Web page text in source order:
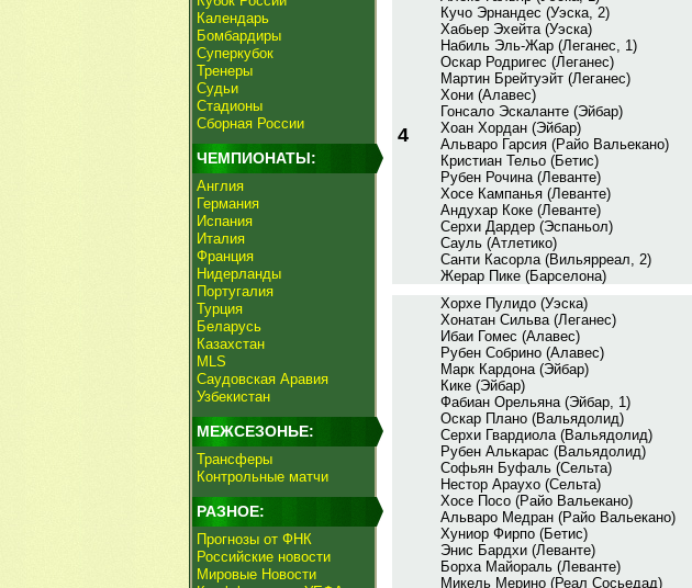
Календарь
Бомбардиры
Суперкубок
Тренеры
Судьи
Стадионы
Сборная России
ЧЕМПИОНАТЫ:
Англия
Германия
Испания
Италия
Франция
Нидерланды
Португалия
Турция
Беларусь
Казахстан
MLS
Саудовская Аравия
Узбекистан
МЕЖСЕЗОНЬЕ:
Трансферы
Контрольные матчи
РАЗНОЕ:
Прогнозы от ФНК
Российские новости
Мировые Новости
4
Кучо Эрнандес (Уэска, 2)
Хабьер Эхейта (Уэска)
Набиль Эль-Жар (Леганес, 1)
Оскар Родригес (Леганес)
Мартин Брейтуэйт (Леганес)
Хони (Алавес)
Гонсало Эскаланте (Эйбар)
Хоан Хордан (Эйбар)
Альваро Гарсия (Райо Вальекано)
Кристиан Тельо (Бетис)
Рубен Рочина (Леванте)
Хосе Кампанья (Леванте)
Андухар Коке (Леванте)
Серхи Дардер (Эспаньол)
Сауль (Атлетико)
Санти Касорла (Вильярреал, 2)
Жерар Пике (Барселона)
Хорхе Пулидо (Уэска)
Хонатан Сильва (Леганес)
Ибаи Гомес (Алавес)
Рубен Собрино (Алавес)
Марк Кардона (Эйбар)
Кике (Эйбар)
Фабиан Орельяна (Эйбар, 1)
Оскар Плано (Вальядолид)
Серхи Гвардиола (Вальядолид)
Рубен Алькарас (Вальядолид)
Софьян Буфаль (Сельта)
Нестор Араухо (Сельта)
Хосе Посо (Райо Вальекано)
Альваро Медран (Райо Вальекано)
Хуниор Фирпо (Бетис)
Энис Бардхи (Леванте)
Борха Майораль (Леванте)
Микель Мерино (Реал Сосьедад)